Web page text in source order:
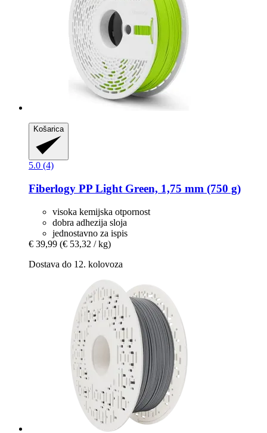
Košarica
5.0 (4)
Fiberlogy PP Light Green, 1,75 mm (750 g)
visoka kemijska otpornost
dobra adhezija sloja
jednostavno za ispis
€ 39,99 (€ 53,32 / kg)
Dostava do 12. kolovoza